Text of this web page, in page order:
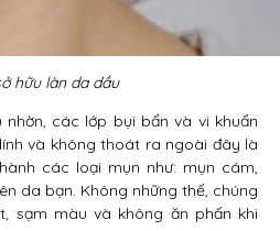
hữu làn da dầu
các lớp bụi bẩn và vi khuẩn
và không thoát ra ngoài đây là
các loại mụn như: mụn cám,
da bạn. Không những thế, chúng
sạm màu và không ăn phấn khi